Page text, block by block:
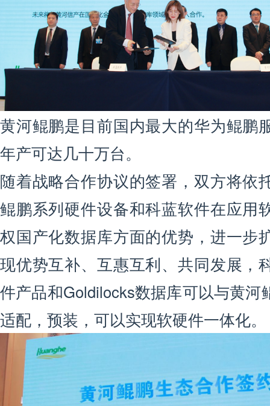
黄河鲲鹏是目前国内最大的华为鲲鹏
年产可达几十万台。
随着战略合作协议的签署，双方将依
鲲鹏系列硬件设备和科蓝软件在应用
权国产化数据库方面的优势，进一步
现优势互补、互惠互利、共同发展，
件产品和Goldilocks数据库可以与黄河
适配，预装，可以实现软硬件一体化。